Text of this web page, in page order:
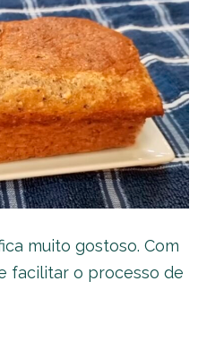
muito gostoso. Com
facilitar o processo de